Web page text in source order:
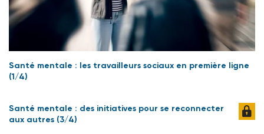
Santé mentale : les travailleurs sociaux en première ligne
(1/4)
Santé mentale : des initiatives pour se reconnecter
aux autres (3/4)